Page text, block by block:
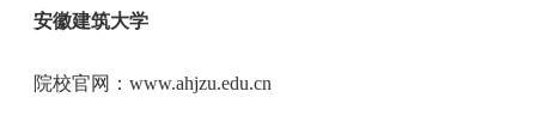
安徽建筑大学
院校官网：www.ahjzu.edu.cn